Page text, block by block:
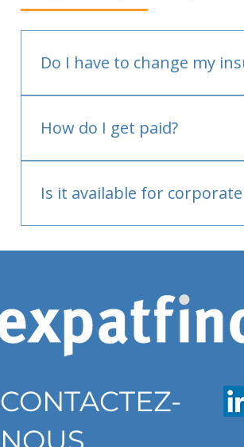
Do I have to change my
How do I get paid?
Is it available for
CONTACTEZ-